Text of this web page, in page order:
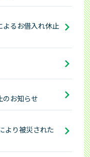
よるお借入れ休止
のお知らせ
より被災された